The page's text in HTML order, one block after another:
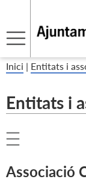
Inici | Entitats i
Entitats i
Associació